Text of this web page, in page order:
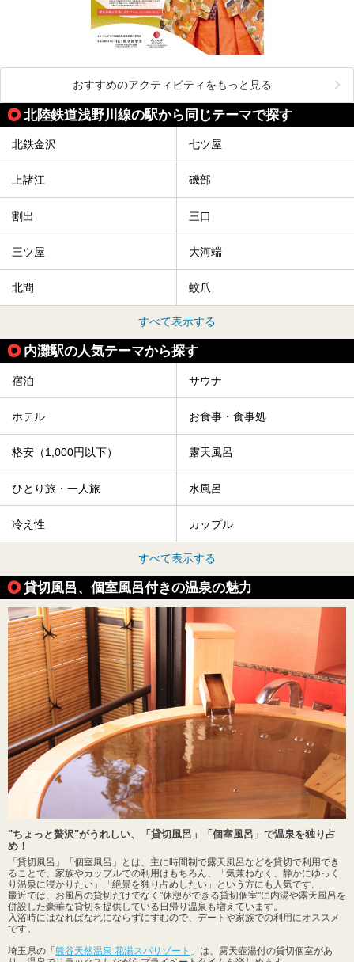
おすすめのアクティビティをもっと見る
北陸鉄道浅野川線の駅から同じテーマで探す
北鉄金沢 七ツ屋
上諸江 磯部
割出 三口
三ツ屋 大河端
北間 蚊爪
すべて表示する
内灘駅の人気テーマから探す
宿泊 サウナ
ホテル お食事・食事処
格安（1,000円以下） 露天風呂
ひとり旅・一人旅 水風呂
冷え性 カップル
すべて表示する
貸切風呂、個室風呂付きの温泉の魅力
"ちょっと贅沢"がうれしい、「貸切風呂」「個室風呂」で温泉を独り占
め！
「貸切風呂」「個室風呂」とは、主に時間制で露天風呂などを貸切で利用でき
ることで、家族やカップルでの利用はもちろん、「気兼ねなく、静かにゆっく
り温泉に浸かりたい」「絶景を独り占めしたい」という方にも人気です。
最近では、お風呂の貸切だけでなく"休憩ができる貸切個室"に内湯や露天風呂を
併設した豪華な貸切を提供している日帰り温泉も増えています。
入浴時にはなればなれにならずにすむので、デートや家族での利用にオススメ
です。
埼玉県の「 熊谷天然温泉 花湯スパリゾート 」は、露天壺湯付の貸切個室があ